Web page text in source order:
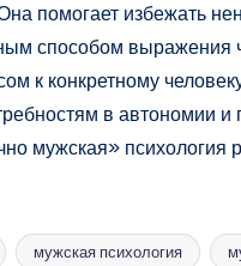
помогает избежать
способом выражения
к конкретному
в автономии и
мужская» психология
мужская психология